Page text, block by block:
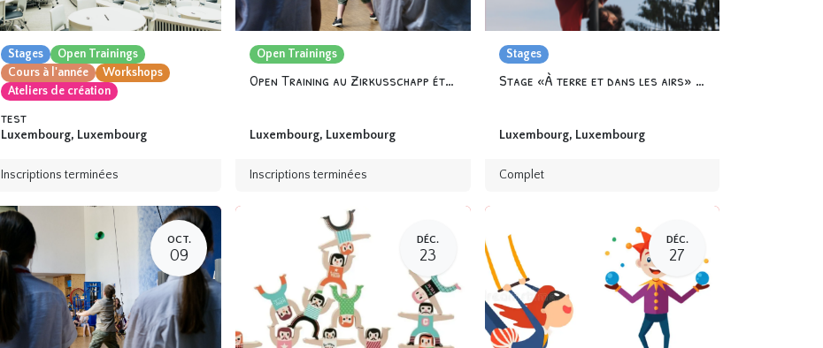
Stages
Open Trainings
Cours à l'année
Workshops
Ateliers de création
test
Luxembourg, Luxembourg
Inscriptions terminées
Open Trainings
Open Training au Zirkusschapp été 2024
Luxembourg, Luxembourg
Inscriptions terminées
Stages
Stage «À terre et dans les airs» avec Mira&Carlos
Luxembourg, Luxembourg
Complet
OCT.
09
DÉC.
23
DÉC.
27